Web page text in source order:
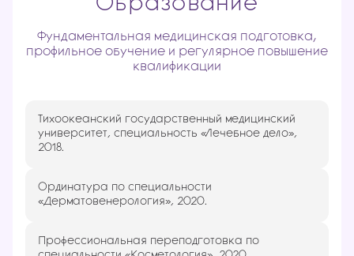
Образование
Фундаментальная медицинская подготовка,
профильное обучение и регулярное повышение
квалификации
Тихоокеанский государственный медицинский
университет, специальность «Лечебное дело»,
2018.
Ординатура по специальности
«Дерматовенерология», 2020.
Профессиональная переподготовка по